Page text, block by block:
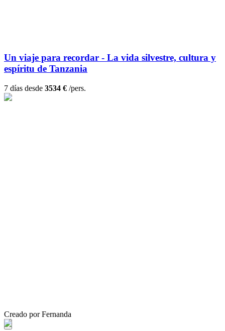
Un viaje para recordar - La vida silvestre, cultura y
espíritu de Tanzania
7 días desde 3534 € /pers.
Creado por Fernanda